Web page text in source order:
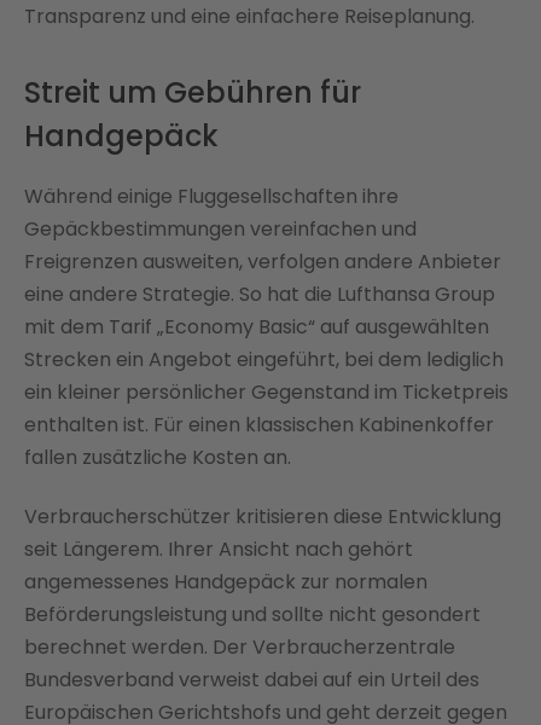
Transparenz und eine einfachere Reiseplanung.
Streit um Gebühren für
Handgepäck
Während einige Fluggesellschaften ihre
Gepäckbestimmungen vereinfachen und
Freigrenzen ausweiten, verfolgen andere Anbieter
eine andere Strategie. So hat die Lufthansa Group
mit dem Tarif „Economy Basic“ auf ausgewählten
Strecken ein Angebot eingeführt, bei dem lediglich
ein kleiner persönlicher Gegenstand im Ticketpreis
enthalten ist. Für einen klassischen Kabinenkoffer
fallen zusätzliche Kosten an.
Verbraucherschützer kritisieren diese Entwicklung
seit Längerem. Ihrer Ansicht nach gehört
angemessenes Handgepäck zur normalen
Beförderungsleistung und sollte nicht gesondert
berechnet werden. Der Verbraucherzentrale
Bundesverband verweist dabei auf ein Urteil des
Europäischen Gerichtshofs und geht derzeit gegen